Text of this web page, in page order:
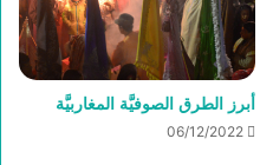
أبرز الطرق الصوفيَّة المغاربيَّة
06/12/2022